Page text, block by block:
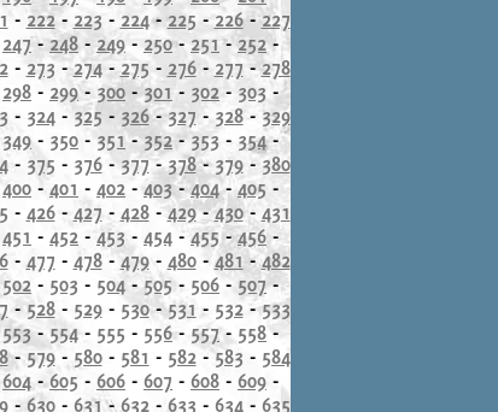
- 222- 223- 224-225 -226- 227
247-248 -249 - 250- 251 - 252-
- 273-274-275- 276- 277 -278
298 - 299- 300 -301- 302 - 303 -
- 324- 325 - 326-327 - 328- 329
349 - 350 -351-352 -353 - 354-
- 375 - 376- 377-378- 379- 380
400 - 401 - 402 -403-404- 405 -
- 426- 427 - 428-429-430- 431
451 - 452 - 453 - 454 - 455-456 -
- 477 - 478-479- 480- 481 -482
502 - 503 - 504 -505- 506 - 507-
-528- 529- 530-531 - 532-533
553- 554 - 555 - 556- 557- 558 -
-579- 580- 581 - 582-583 - 584
604-605 - 606 - 607 - 608 - 609 -
-630- 631 - 632- 633 - 634- 635